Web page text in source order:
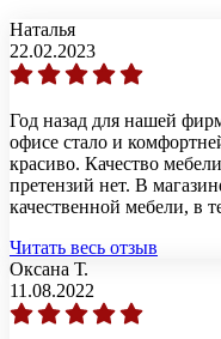
Наталья
22.02.2023
Год назад для нашей
офисе стало и
красиво. Качество
претензий нет. В
качественной мебели,
Читать весь отзыв
Оксана Т.
11.08.2022